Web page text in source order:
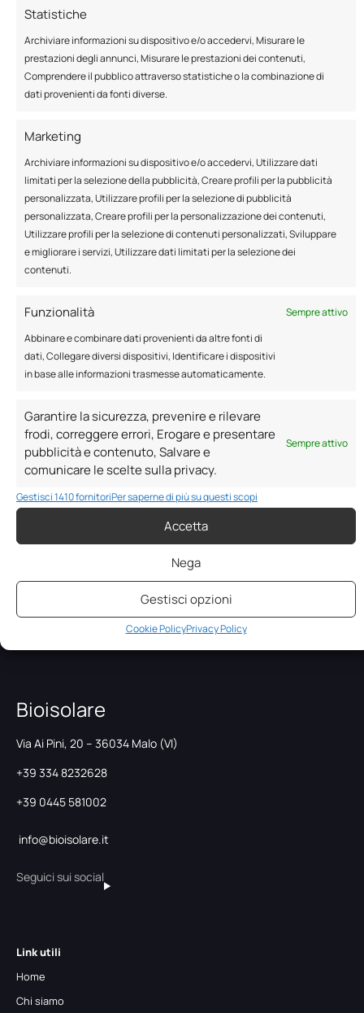
Statistiche
Archiviare informazioni su dispositivo e/o accedervi, Misurare le
prestazioni degli annunci, Misurare le prestazioni dei contenuti,
Comprendere il pubblico attraverso statistiche o la combinazione di
dati provenienti da fonti diverse.
Marketing
Archiviare informazioni su dispositivo e/o accedervi, Utilizzare dati
limitati per la selezione della pubblicità, Creare profili per la pubblicità
personalizzata, Utilizzare profili per la selezione di pubblicità
personalizzata, Creare profili per la personalizzazione dei contenuti,
Utilizzare profili per la selezione di contenuti personalizzati, Sviluppare
e migliorare i servizi, Utilizzare dati limitati per la selezione dei
contenuti.
Funzionalità
Sempre attivo
Abbinare e combinare dati provenienti da altre fonti di
dati, Collegare diversi dispositivi, Identificare i dispositivi
in base alle informazioni trasmesse automaticamente.
Garantire la sicurezza, prevenire e rilevare
frodi, correggere errori, Erogare e presentare
pubblicità e contenuto, Salvare e
comunicare le scelte sulla privacy.
Sempre attivo
Gestisci 1410 fornitoriPer saperne di più su questi scopi
Accetta
Nega
Gestisci opzioni
Cookie PolicyPrivacy Policy
spendi troppo in riscaldamento per avere comunque
una casa fredda e un ambiente poco
piacevole,contattaci per un sopralluogo e per
ottenere i nostri consigli. Scegli il nostro intervento
rapido, conveniente ed efficiente.
CONTATTACI PER INFORMAZIONI O UN
PREVENTIVO
Iscriviti alla newsletter
Bioisolare
Dichiaro di aver letto e accettato l'
privacy.
Bioisolare
Via Ai Pini, 20 – 36034 Malo (VI)
+39 334 8232628
+39 0445 581002
info@bioisolare.it
Seguici sui social
Link utili
Home
Chi siamo